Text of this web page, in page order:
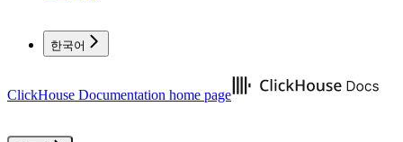
한국어
ClickHouse Documentation home page